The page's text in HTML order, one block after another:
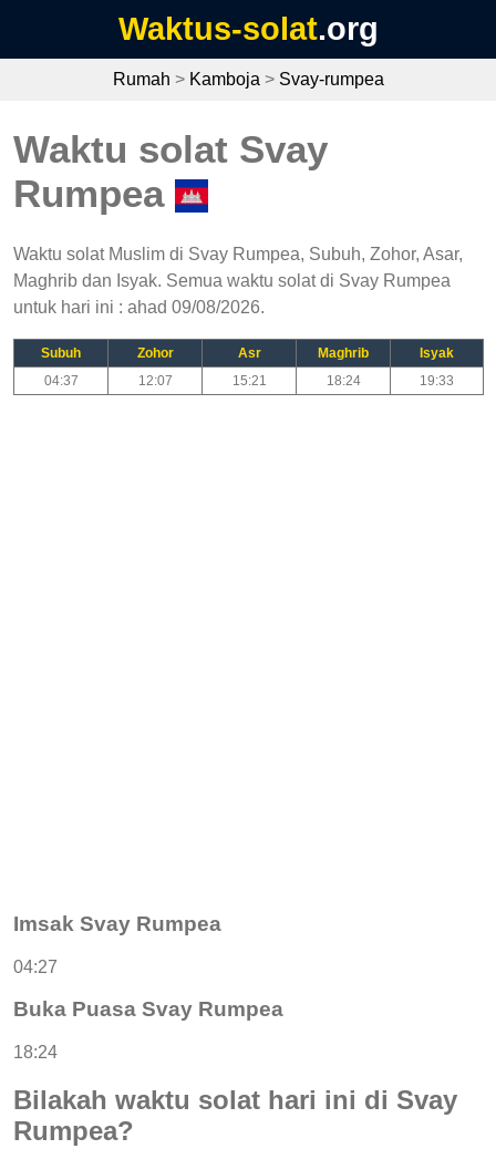
Waktus-solat.org
Rumah > Kamboja > Svay-rumpea
Waktu solat Svay
Rumpea
Waktu solat Muslim di Svay Rumpea, Subuh, Zohor, Asar,
Maghrib dan Isyak. Semua waktu solat di Svay Rumpea
untuk hari ini : ahad 09/08/2026.
Subuh Zohor Asr Maghrib
Isyak
04:37
12:07 15:21 18:24 19:33
Imsak Svay Rumpea
04:27
Buka Puasa Svay Rumpea
18:24
Bilakah waktu solat hari ini di Svay
Rumpea?